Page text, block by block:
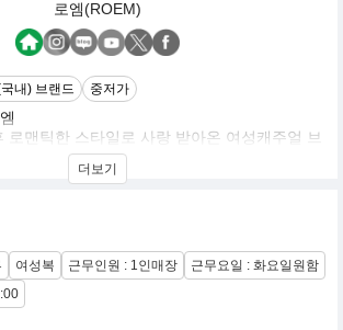
로엠(ROEM)
내) 브랜드 중저가
로맨틱한 스타일로 사랑 받아온 여성캐주얼 브
인과 로맨틱요소를 더한 캐주얼 라인을 전개
더보기
여성복 근무인원 : 1인매장
근무요일 : 화요일원함